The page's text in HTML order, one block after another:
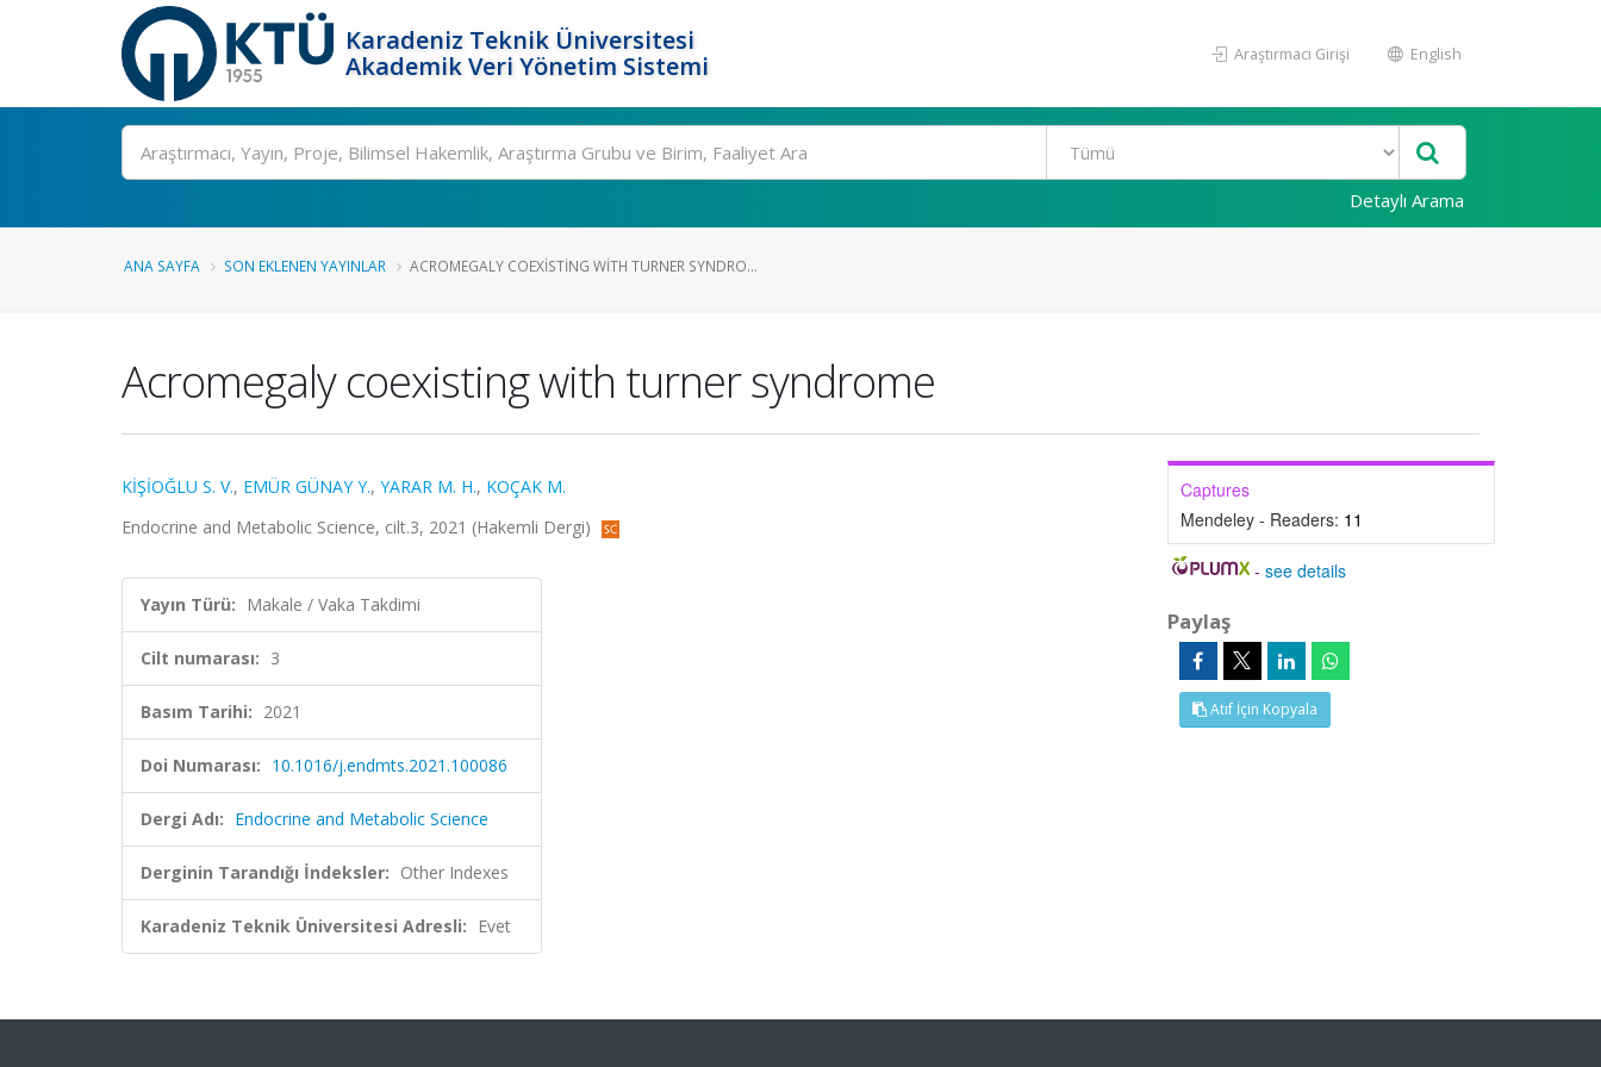
Karadeniz Teknik Üniversitesi
Akademik Veri Yönetim Sistemi
Araştırmacı Girişi English
Ara
Detaylı Arama
ANA SAYFA SON EKLENEN YAYINLAR ACROMEGALY COEXISTING WITH TURNER SYNDRO...
Acromegaly coexisting with turner syndrome
KİŞİOĞLU S. V., EMÜR GÜNAY Y., YARAR M. H., KOÇAK M.
Endocrine and Metabolic Science, cilt.3, 2021 (Hakemli Dergi)
Yayın Türü: Makale / Vaka Takdimi
Cilt numarası: 3
Basım Tarihi: 2021
Doi Numarası: 10.1016/j.endmts.2021.100086
Dergi Adı: Endocrine and Metabolic Science
Derginin Tarandığı İndeksler: Other Indexes
Karadeniz Teknik Üniversitesi Adresli: Evet
Captures
Mendeley - Readers: 11
-see details
Paylaş
Atıf İçin Kopyala